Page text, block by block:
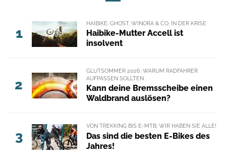
1
HAIBIKE, GHOST, WINORA & CO. IN DER KRISE
Haibike-Mutter Accell ist
insolvent
2
GLUTSOMMER 2026: WARUM RADFAHRER
AUFPASSEN SOLLTEN
Kann deine Bremsscheibe einen
Waldbrand auslösen?
3
VON TREKKING BIS E-MTB: WIR HABEN SIE ALLE!
Das sind die besten E-Bikes des
Jahres!